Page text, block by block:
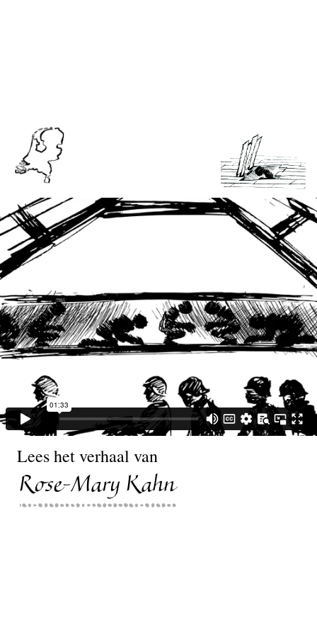
Lees het verhaal van
Rose-Mary Kahn